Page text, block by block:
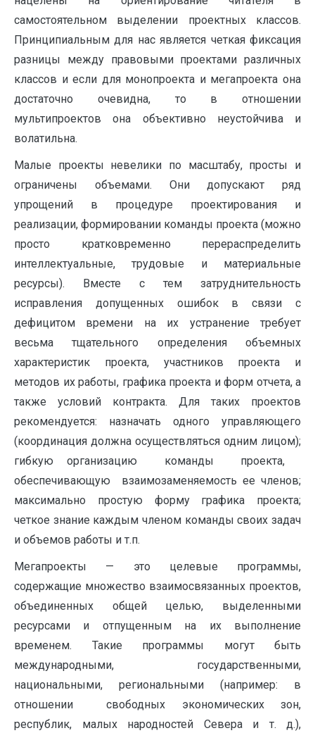
самостоятельном выделении проектных классов.
Принципиальным для нас является четкая фиксация
разницы между правовыми проектами различных
классов и если для монопроекта и мегапроекта она
достаточно очевидна, то в отношении
мультипроектов она объективно неустойчива и
волатильна.
Малые проекты невелики по масштабу, просты и
ограничены объемами. Они допускают ряд
упрощений в процедуре проектирования и
реализации, формировании команды проекта (можно
просто кратковременно пере­распределить
интеллектуальные, трудовые и материальные
ресурсы). Вместе с тем затруднительность
исправления допущенных ошибок в связи с
дефицитом времени на их устранение требует
весьма тщательного определения объемных
характери­стик проекта, участников проекта и
методов их работы, графика проекта и форм отчета, а
также условий контракта. Для таких проектов
рекомендуется: назначать одного управляющего
(координация должна осуществляться одним лицом);
гибкую организацию команды проекта,
обеспечивающую взаимозаменяемость ее членов;
максимально простую форму графика проекта;
четкое знание каждым членом команды своих задач
и объемов работы и т.п.
Мегапроекты — это целевые программы,
содержащие множество взаимосвя­занных проектов,
объединенных общей целью, выделенными
ресурсами и отпу­щенным на их выполнение
временем. Такие программы могут быть
международ­ными, государственными,
национальными, региональными (например: в
отношении свободных экономических зон,
республик, малых народностей Севера и т. д.),